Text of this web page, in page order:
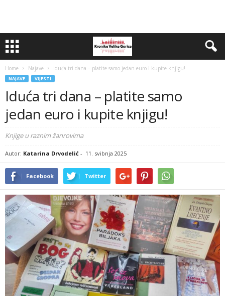
Home Najave Iduća tri dana – platite samo jedan euro i kupite knjigu!
NAJAVE VIJESTI
Iduća tri dana – platite samo
jedan euro i kupite knjigu!
Knjige u raznim žanrovima
Autor: Katarina Drvodelić - 11. svibnja 2025
Facebook Twitter